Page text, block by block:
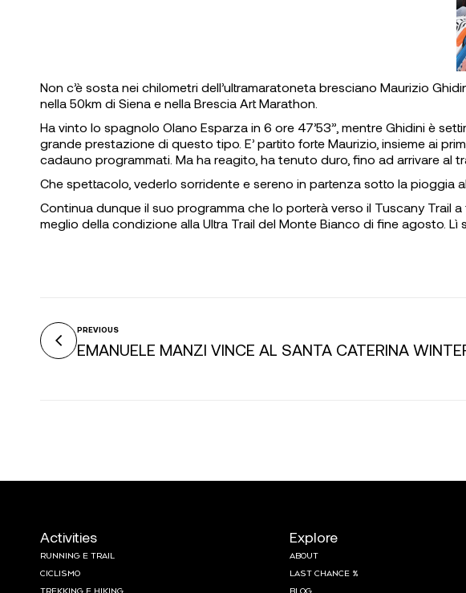
Non c’è sosta nei chilometri dell’ultramaratoneta bresciano Maurizio
nella 50km di Siena e nella Brescia Art Marathon.
Ha vinto lo spagnolo Olano Esparza in 6 ore 47’53”, mentre Ghidini è
grande prestazione di questo tipo. E’ partito forte Maurizio, insieme ai
cadauno programmati. Ma ha reagito, ha tenuto duro, fino ad arrivare al
Che spettacolo, vederlo sorridente e sereno in partenza sotto la
Continua dunque il suo programma che lo porterà verso il Tuscany Trail
meglio della condizione alla Ultra Trail del Monte Bianco di fine agosto.
PREVIOUS
EMANUELE MANZI VINCE AL SANTA CATERINA
Activities
RUNNING E TRAIL
CICLISMO
TREKKING E HIKING
Explore
ABOUT
LAST CHANCE %
BLOG